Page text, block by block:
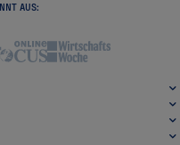
AUS: